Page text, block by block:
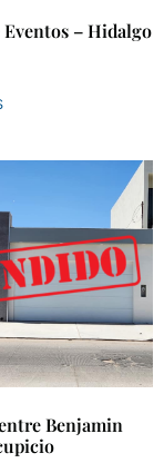
Eventos – Hidalgo
Benjamin